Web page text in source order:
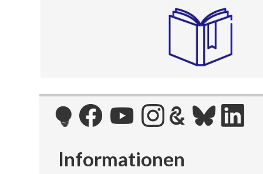
Informationen